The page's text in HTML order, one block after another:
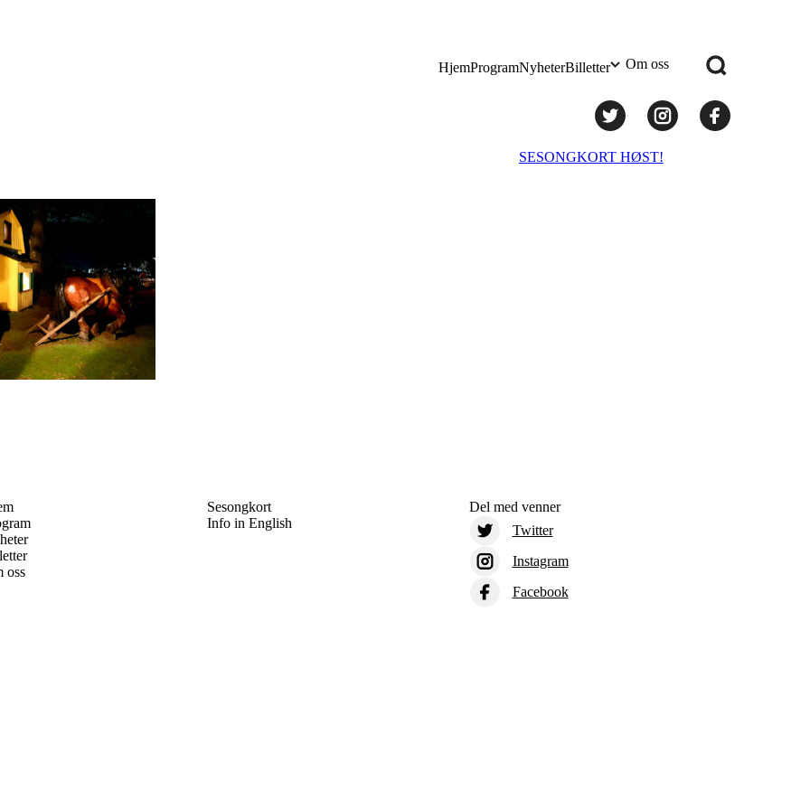
HjemProgramNyheterBilletter Om oss
SESONGKORT HØST!
oss
Sesongkort
Info in English
Del med venner
Twitter
Instagram
Facebook